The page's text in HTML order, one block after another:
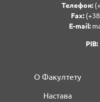
Телефон:
Fаx:
E-mail:
PIB:
О Факултету
Настава